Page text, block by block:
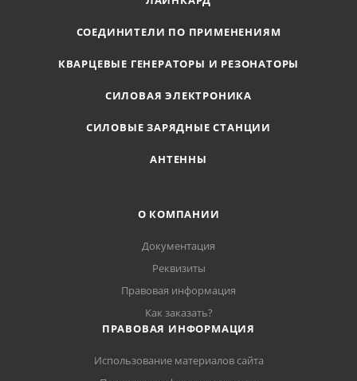
СОЕДИНИТЕЛИ ПО ПРИМЕНЕНИЯМ
КВАРЦЕВЫЕ ГЕНЕРАТОРЫ И РЕЗОНАТОРЫ
СИЛОВАЯ ЭЛЕКТРОНИКА
СИЛОВЫЕ ЗАРЯДНЫЕ СТАНЦИИ
АНТЕННЫ
О КОМПАНИИ
Документация
Реквизиты
Правовая информация
Как заказать?
ПРАВОВАЯ ИНФОРМАЦИЯ
Использование материалов сайта